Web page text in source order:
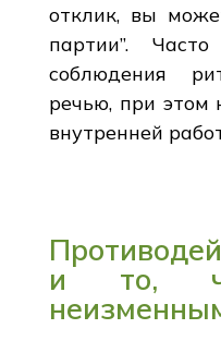
отклик, вы
партии”.
соблюдения
речью, при этом
внутренней
и то,